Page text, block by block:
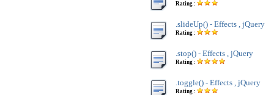
Rating :
.slideUp() - Effects , jQuery
Rating :
.stop() - Effects , jQuery
Rating :
.toggle() - Effects , jQuery
Rating :